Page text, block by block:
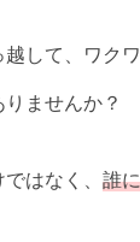
して、ワク
ませんか？
はなく、 誰